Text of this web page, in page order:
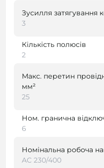
Зусилля затягування
3
Кількість полюсів
2
Макс. перетин
мм²
25
Ном. гранична
6
Номінальна робоча
AC 230/400